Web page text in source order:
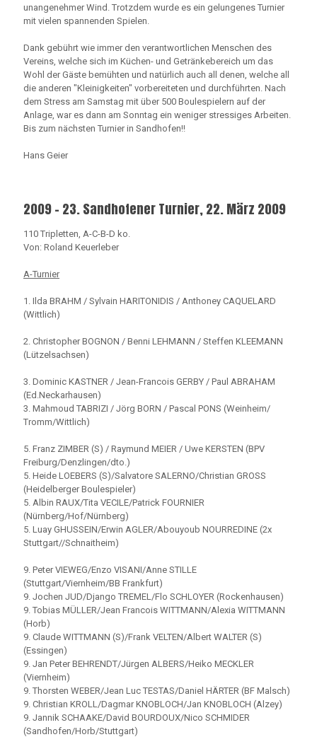
unangenehmer Wind. Trotzdem wurde es ein gelungenes Turnier
mit vielen spannenden Spielen.
Dank gebührt wie immer den verantwortlichen Menschen des
Vereins, welche sich im Küchen- und Getränkebereich um das
Wohl der Gäste bemühten und natürlich auch all denen, welche all
die anderen "Kleinigkeiten" vorbereiteten und durchführten. Nach
dem Stress am Samstag mit über 500 Boulespielern auf der
Anlage, war es dann am Sonntag ein weniger stressiges Arbeiten.
Bis zum nächsten Turnier in Sandhofen!!
Hans Geier
2009 - 23. Sandhofener Turnier, 22. März 2009
110 Tripletten, A-C-B-D ko.
Von: Roland Keuerleber
A-Turnier
1. Ilda BRAHM / Sylvain HARITONIDIS / Anthoney CAQUELARD
(Wittlich)
2. Christopher BOGNON / Benni LEHMANN / Steffen KLEEMANN
(Lützelsachsen)
3. Dominic KASTNER / Jean-Francois GERBY / Paul ABRAHAM
(Ed.Neckarhausen)
3. Mahmoud TABRIZI / Jörg BORN / Pascal PONS (Weinheim/
Tromm/Wittlich)
5. Franz ZIMBER (S) / Raymund MEIER / Uwe KERSTEN (BPV
Freiburg/Denzlingen/dto.)
5. Heide LOEBERS (S)/Salvatore SALERNO/Christian GROSS
(Heidelberger Boulespieler)
5. Albin RAUX/Tita VECILE/Patrick FOURNIER
(Nürnberg/Hof/Nürnberg)
5. Luay GHUSSEIN/Erwin AGLER/Abouyoub NOURREDINE (2x
Stuttgart//Schnaitheim)
9. Peter VIEWEG/Enzo VISANI/Anne STILLE
(Stuttgart/Viernheim/BB Frankfurt)
9. Jochen JUD/Django TREMEL/Flo SCHLOYER (Rockenhausen)
9. Tobias MÜLLER/Jean Francois WITTMANN/Alexia WITTMANN
(Horb)
9. Claude WITTMANN (S)/Frank VELTEN/Albert WALTER (S)
(Essingen)
9. Jan Peter BEHRENDT/Jürgen ALBERS/Heiko MECKLER
(Viernheim)
9. Thorsten WEBER/Jean Luc TESTAS/Daniel HÄRTER (BF Malsch)
9. Christian KROLL/Dagmar KNOBLOCH/Jan KNOBLOCH (Alzey)
9. Jannik SCHAAKE/David BOURDOUX/Nico SCHMIDER
(Sandhofen/Horb/Stuttgart)